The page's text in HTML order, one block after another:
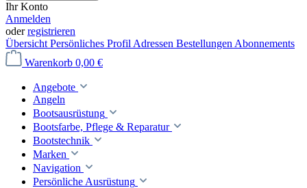
Ihr Konto
Anmelden
oderregistrieren
Übersicht Persönliches Profil Adressen Bestellungen Abonnements
Warenkorb 0,00 €
Angebote
Angeln
Bootsausrüstung
Bootsfarbe, Pflege & Reparatur
Bootstechnik
Marken
Navigation
Persönliche Ausrüstung